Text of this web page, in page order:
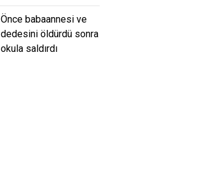
Önce babaannesi ve
dedesini öldürdü sonra
okula saldırdı